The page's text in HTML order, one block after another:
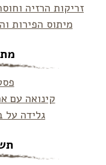
זריקות הרזיה
מיתוס הפירות
קינואה עם
גלידה על